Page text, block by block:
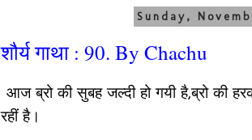
Sunday,
शौर्य गाथा : 90. By Chachu
आज ब्रो की सुबह जल्दी हो गयी है,ब्रो की
रहीं है।